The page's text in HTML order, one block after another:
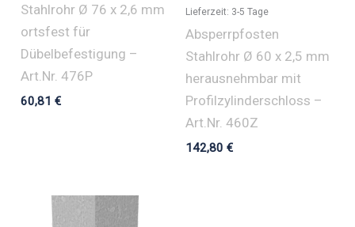
Stahlrohr Ø 76 x 2,6 mm
ortsfest für
Dübelbefestigung –
Art.Nr. 476P
60,81€
Lieferzeit: 3-5 Tage
Absperrpfosten
Stahlrohr Ø 60 x 2,5 mm
herausnehmbar mit
Profilzylinderschloss –
Art.Nr. 460Z
142,80 €